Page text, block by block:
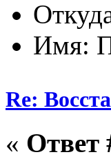
Имя:
Re:
« Ответ